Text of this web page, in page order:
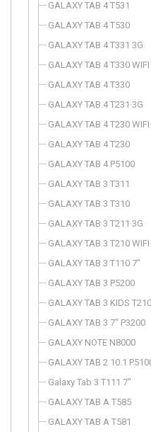
GALAXY TAB 4 T531
GALAXY TAB 4 T530
GALAXY TAB 4 T331 3G
GALAXY TAB 4 T330 WIFI
GALAXY TAB 4 T330
GALAXY TAB 4 T231 3G
GALAXY TAB 4 T230 WIFI
GALAXY TAB 4 T230
GALAXY TAB 4 P5100
GALAXY TAB 3 T311
GALAXY TAB 3 T310
GALAXY TAB 3 T211 3G
GALAXY TAB 3 T210 WIFI
GALAXY TAB 3 T110 7"
GALAXY TAB 3 P5200
GALAXY TAB 3 KIDS
GALAXY TAB 3 7" P3200
GALAXY NOTE N8000
GALAXY TAB 2 10.1
Galaxy Tab 3 T111 7"
GALAXY TAB A T585
GALAXY TAB A T581